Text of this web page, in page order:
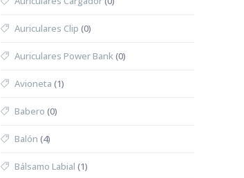
Auriculares Clip (0)
Auriculares Power Bank(0)
Avioneta (1)
Babero (0)
Balón (4)
Bálsamo Labial (1)